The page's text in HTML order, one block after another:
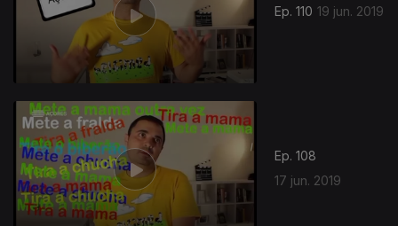
Ep. 110 19 jun. 2019
Ep. 108
17 jun. 2019